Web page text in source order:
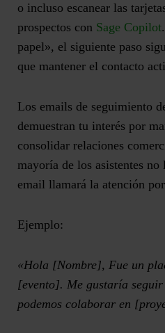
o incluso escanear las
prospectos con Sage Copilot
papel», el siguiente paso
que mantener el contacto
Los emails de seguimiento
demuestran tu interés por
consolidar relaciones
mayoría de los asistentes
email llamará la atención
Ejemplo:
«Hola [Nombre], Fue un
[evento]. Me gustaría
podemos colaborar en